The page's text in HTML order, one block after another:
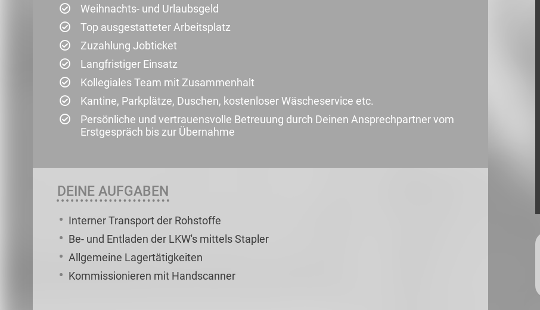
Weihnachts- und Urlaubsgeld
Top ausgestatteter Arbeitsplatz
Zuzahlung Jobticket
Langfristiger Einsatz
Kollegiales Team mit Zusammenhalt
Kantine, Parkplätze, Duschen, kostenloser Wäscheservice etc.
Persönliche und vertrauensvolle Betreuung durch Deinen Ansprechpartner vom
Erstgespräch bis zur Übernahme
DEINE AUFGABEN
Interner Transport der Rohstoffe
Be- und Entladen der LKW's mittels Stapler
Allgemeine Lagertätigkeiten
Kommissionieren mit Handscanner